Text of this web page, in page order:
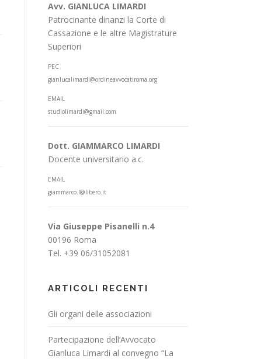
Avv. GIANLUCA LIMARDI
Patrocinante dinanzi la Corte di
Cassazione e le altre Magistrature
Superiori
PEC
gianlucalimardi@ordineavvocatiroma.org
EMAIL
studiolimardi@gmail.com
Dott. GIAMMARCO LIMARDI
Docente universitario a.c.
EMAIL
giammarco.l@libero.it
Via Giuseppe Pisanelli n.4
00196 Roma
Tel. +39 06/31052081
ARTICOLI RECENTI
Gli organi delle associazioni
Partecipazione dell’Avvocato
Gianluca Limardi al convegno “La